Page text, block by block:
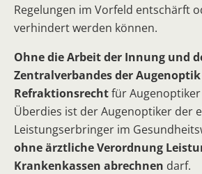
Regelungen im Vorfeld entschärft
verhindert werden können.
Ohne die Arbeit der Innung und
Zentralverbandes der
Refraktionsrechtfür
Überdies ist der Augenoptiker der
Leistungserbringer im
ohne ärztliche Verordnung
Krankenkassen abrechnen darf.